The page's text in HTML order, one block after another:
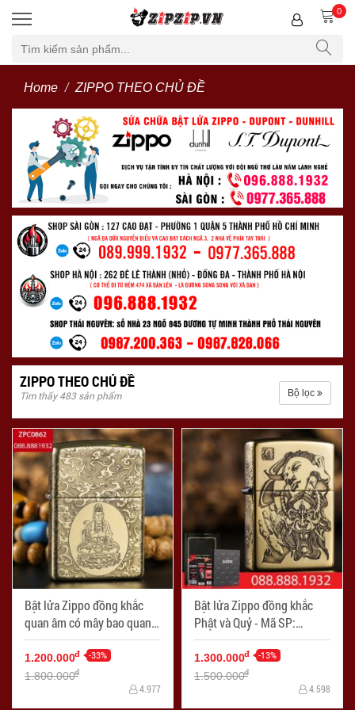
0
Home ZIPPO THEO CHỦ ĐỀ
ZIPPO THEO CHỦ ĐỀ
Tìm thấy 483 sản phẩm Bộ lọc
Bật lửa Zippo đồng khắc
quan âm có mây bao quanh
- Mã SP: ZPC0862
1.200.000đ -33%
1.800.000đ
4.977
Bật lửa Zippo đồng khắc
Phật và Quỷ - Mã SP:
ZPC0865
1.300.000đ -13%
1.500.000đ
4.598